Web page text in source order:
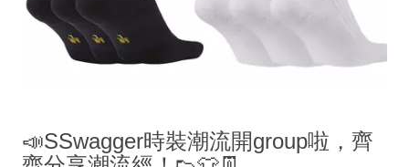
📣SSwagger時裝潮流開group啦，齊